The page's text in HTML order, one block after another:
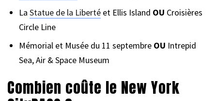
La Statue de la Liberté et Ellis Island OU Croisières
Circle Line
Mémorial et Musée du 11 septembre OU Intrepid
Sea, Air & Space Museum
Combien coûte le New York